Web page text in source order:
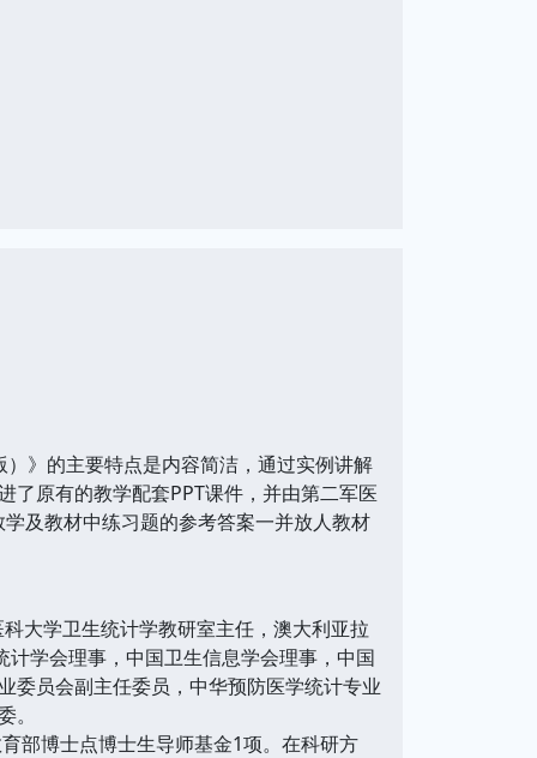
》的主要特点是内容简洁，通过实例讲解
了原有的教学配套PPT课件，并由第二军医
及教材中练习题的参考答案一并放人教材
学卫生统计学教研室主任，澳大利亚拉
学会理事，中国卫生信息学会理事，中国
委员会副主任委员，中华预防医学统计专业
博士点博士生导师基金1项。在科研方